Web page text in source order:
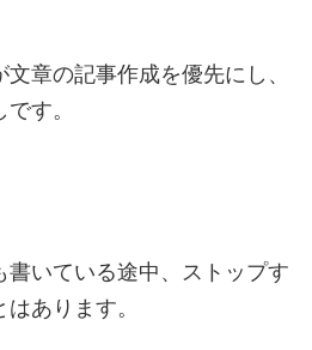
章の記事作成を優先にし、
す。
いている途中、ストップす
あります。